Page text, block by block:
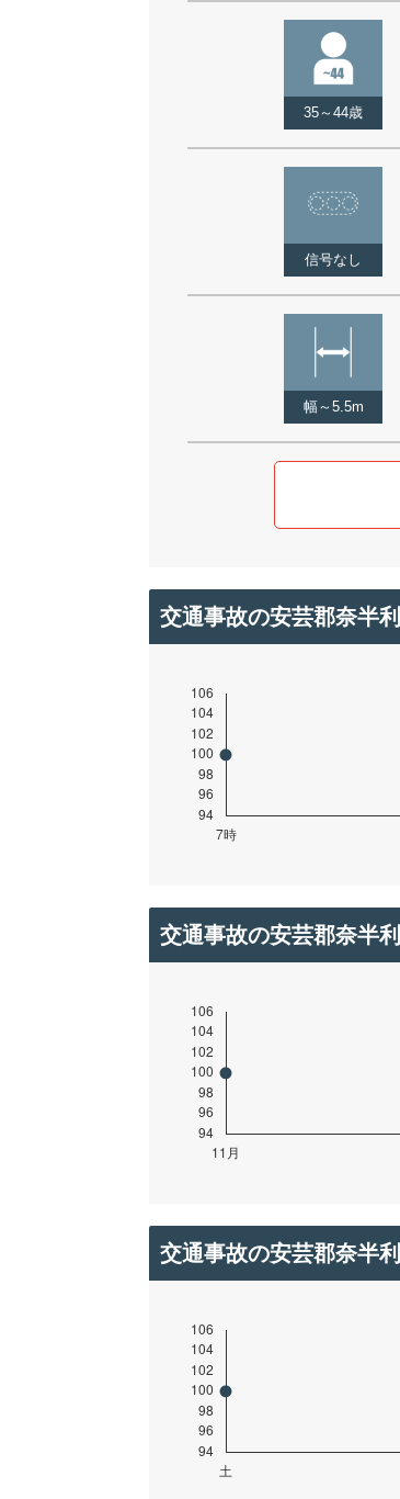
35～44歳
信号なし
幅～5.5m
交通事故の安芸郡奈半
交通事故の安芸郡奈半
交通事故の安芸郡奈半